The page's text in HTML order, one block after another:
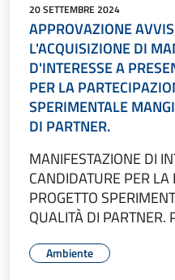
20 SETTEMBRE 2024
APPROVAZIONE
L'ACQUISIZIONE DI
D'INTERESSE A
PER LA
SPERIMENTALE
DI PARTNER.
MANIFESTAZIONE DI
CANDIDATURE PER
PROGETTO
QUALITÀ DI
Ambiente